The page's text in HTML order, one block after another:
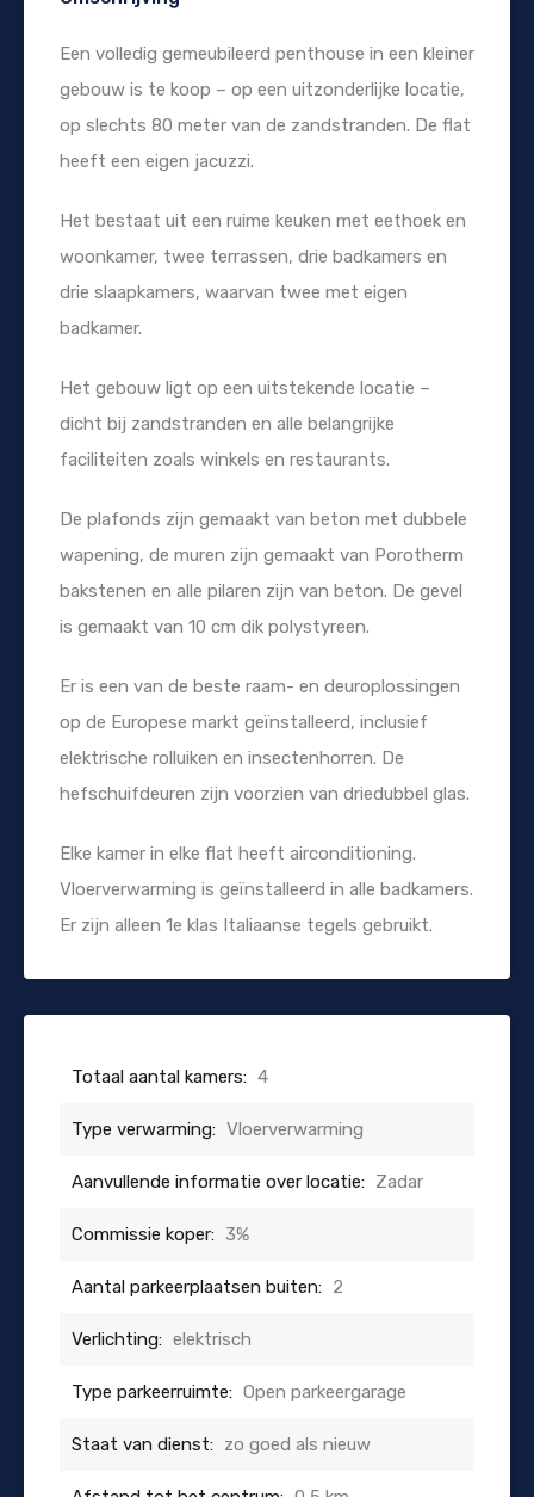
Een volledig gemeubileerd penthouse in een kleiner
gebouw is te koop – op een uitzonderlijke locatie,
op slechts 80 meter van de zandstranden. De flat
heeft een eigen jacuzzi.
Het bestaat uit een ruime keuken met eethoek en
woonkamer, twee terrassen, drie badkamers en
drie slaapkamers, waarvan twee met eigen
badkamer.
Het gebouw ligt op een uitstekende locatie –
dicht bij zandstranden en alle belangrijke
faciliteiten zoals winkels en restaurants.
De plafonds zijn gemaakt van beton met dubbele
wapening, de muren zijn gemaakt van Porotherm
bakstenen en alle pilaren zijn van beton. De gevel
is gemaakt van 10 cm dik polystyreen.
Er is een van de beste raam- en deuroplossingen
op de Europese markt geïnstalleerd, inclusief
elektrische rolluiken en insectenhorren. De
hefschuifdeuren zijn voorzien van driedubbel glas.
Elke kamer in elke flat heeft airconditioning.
Vloerverwarming is geïnstalleerd in alle badkamers.
Er zijn alleen 1e klas Italiaanse tegels gebruikt.
Totaal aantal kamers: 4
Type verwarming: Vloerverwarming
Aanvullende informatie over locatie: Zadar
Commissie koper: 3%
Aantal parkeerplaatsen buiten: 2
Verlichting: elektrisch
Type parkeerruimte: Open parkeergarage
Staat van dienst: zo goed als nieuw